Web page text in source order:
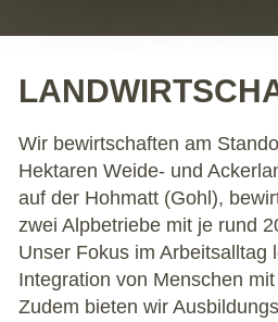
HOTEL &
Wir bewirtschaften am
Hektaren Weide- und
auf der Hohmatt (Gohl),
zwei Alpbetriebe mit je rund
Unser Fokus im Arbeitsalltag
Integration von Menschen
Zudem bieten wir